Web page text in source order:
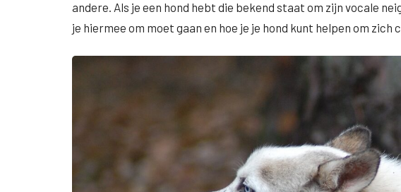
andere. Als je een hond hebt die bekend staat om zijn vocale
je hiermee om moet gaan en hoe je je hond kunt helpen om